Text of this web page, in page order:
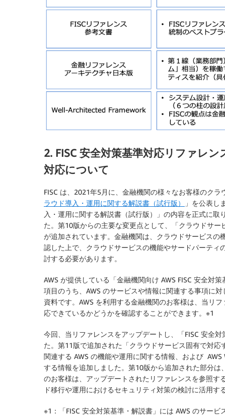
2. FISC 安全対策基準対応リファレン
対応について
FISC は、2021年5月に、金融機関の様々なお客様のク
ラウド導入・運用に関する解説書（試行版）
」を公表し
入・運用に関する解説書（試行版）」の内容を正式に
た。第10版からの主要な変更点として、「クラウドサ
が追加されています。金融機関は、クラウドサービス
認した上で、クラウドサービスの機能やサードパーテ
討する必要があります。
AWS が提供している「金融機関向け AWS FISC 安全対
項目のうち、AWS のサービスや情報に関連する事項に
資料です。AWS を利用する金融機関のお客様は、当リ
応できているかどうかを確認することができます。※1
今回、当リファレンスをアップデートし、「FISC 安全
た。第11版で追加された「クラウドサービス固有で対応
関連する AWS の機能や運用に関する情報、および
する情報を追加しました。第10版から追加された部分は
のお客様は、アップデートされたリファレンスを参照す
ド移行や運用におけるセキュリティ対策の検討に活用す
※1：「FISC 安全対策基準・解説書」には AWS のサー